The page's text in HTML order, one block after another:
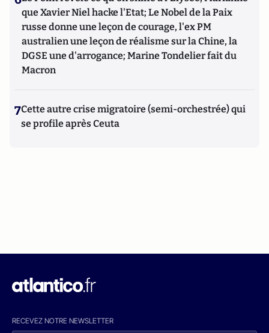
que Xavier Niel hacke l'Etat; Le Nobel de la Paix
russe donne une leçon de courage, l'ex PM
australien une leçon de réalisme sur la Chine, la
DGSE une d'arrogance; Marine Tondelier fait du
Macron
7Cette autre crise migratoire (semi-orchestrée) qui
se profile après Ceuta
RECEVEZ NOTRE NEWSLETTER